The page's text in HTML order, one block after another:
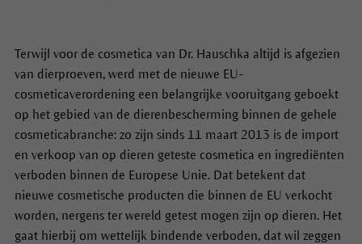
Terwijl voor de cosmetica van Dr. Hauschka altijd is afgezien
van dierproeven, werd met de nieuwe EU-
cosmeticaverordening een belangrijke vooruitgang geboekt
op het gebied van de dierenbescherming binnen de gehele
cosmeticabranche: zo zijn sinds 11 maart 2013 is de import
en verkoop van op dieren geteste cosmetica en ingrediënten
verboden binnen de Europese Unie. Dat betekent dat
nieuwe cosmetische producten die binnen de EU verkocht
worden, nergens ter wereld getest mogen zijn op dieren. Het
gaat hierbij om wettelijk bindende verboden, dat wil zeggen